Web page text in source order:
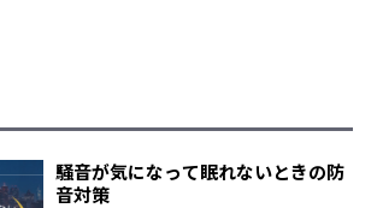
騒音が気になって眠れないときの防
音対策